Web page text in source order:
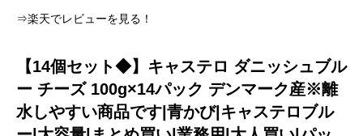
⇒楽天でレビューを見る！
【14個セット◆】キャステロ ダニッシュブル
ー チーズ 100g×14パック デンマーク産※離
水しやすい商品です|青かび|キャステロブル